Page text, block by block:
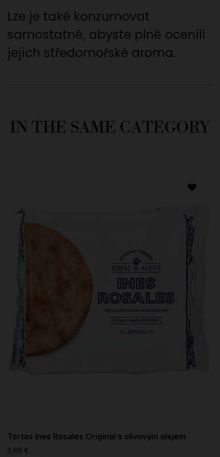
Lze je také konzumovat
samostatně, abyste plně ocenili
jejich středomořské aroma.
IN THE SAME CATEGORY
Tortas Ines Rosales Original s olivovým olejem
3,69 €